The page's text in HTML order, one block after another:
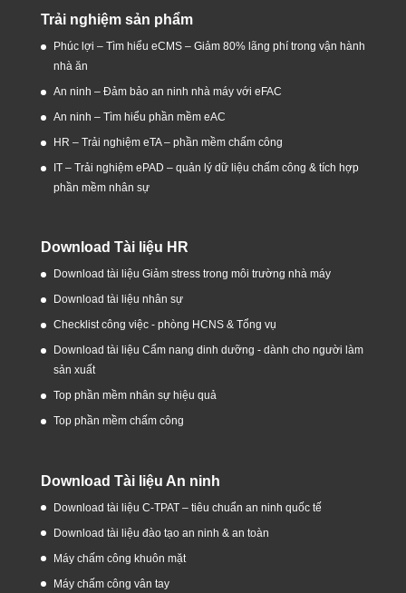
Trải nghiệm sản phẩm
Phúc lợi – Tìm hiểu eCMS – Giảm 80% lãng phí trong vận hành
nhà ăn
An ninh – Đảm bảo an ninh nhà máy với eFAC
An ninh – Tìm hiểu phần mềm eAC
HR – Trải nghiệm eTA – phần mềm chấm công
IT – Trải nghiệm ePAD – quản lý dữ liệu chấm công & tích hợp
phần mềm nhân sự
Download Tài liệu HR
Download tài liệu Giảm stress trong môi trường nhà máy
Download tài liệu nhân sự
Checklist công việc - phòng HCNS & Tổng vụ
Download tài liệu Cẩm nang dinh dưỡng - dành cho người làm
sản xuất
Top phần mềm nhân sự hiệu quả
Top phần mềm chấm công
Download Tài liệu An ninh
Download tài liệu C-TPAT – tiêu chuẩn an ninh quốc tế
Download tài liệu đào tạo an ninh & an toàn
Máy chấm công khuôn mặt
Máy chấm công vân tay